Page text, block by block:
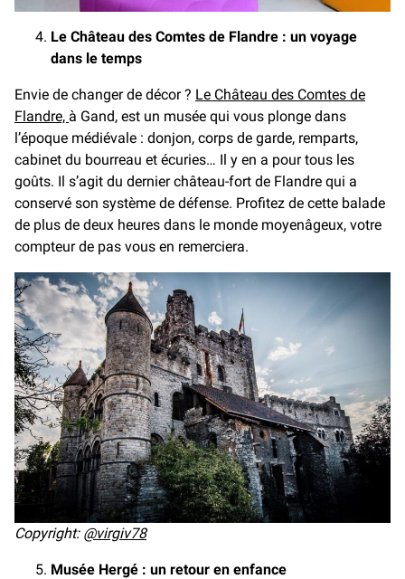
Le Château des Comtes de Flandre : un voyage
dans le temps
Envie de changer de décor ? Le Château des Comtes de
Flandre, à Gand, est un musée qui vous plonge dans
l’époque médiévale : donjon, corps de garde, remparts,
cabinet du bourreau et écuries… Il y en a pour tous les
goûts. Il s’agit du dernier château-fort de Flandre qui a
conservé son système de défense. Profitez de cette balade
de plus de deux heures dans le monde moyenâgeux, votre
compteur de pas vous en remerciera.
Copyright: @virgiv78
Musée Hergé : un retour en enfance